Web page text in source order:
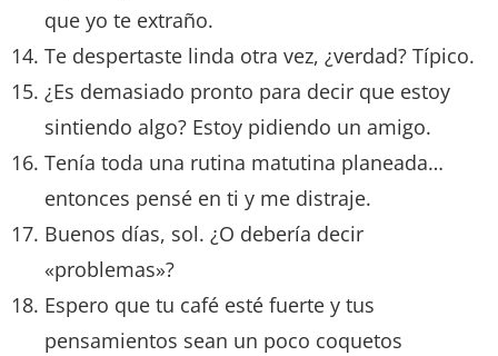
que yo te extraño.
Te despertaste linda otra vez, ¿verdad? Típico.
¿Es demasiado pronto para decir que estoy
sintiendo algo? Estoy pidiendo un amigo.
Tenía toda una rutina matutina planeada…
entonces pensé en ti y me distraje.
Buenos días, sol. ¿O debería decir
«problemas»?
Espero que tu café esté fuerte y tus
pensamientos sean un poco coquetos